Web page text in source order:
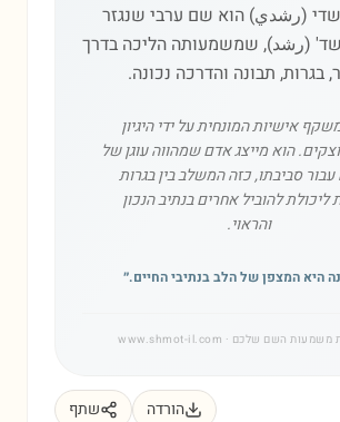
(رشدي) הוא שם ערבי שנגזר
(رشد), שמשמעותה הליכה בדרך
בגרות, תבונה והדרכה נכונה.
אישיות המונחית על ידי היגיון
הוא מייצג אדם שמהווה עוגן של
סביבתו, כזה המשלב בין בגרות
ליכולת להוביל אחרים בנתיב הנכון
והראוי.
היא המצפן של הלב בנתיבי החיים.״
משמעות השם שלכם · www.shmot-il.com
הורדה שתף